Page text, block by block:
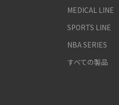
MEDICAL LINE
SPORTS LINE
NBA SERIES
すべての製品